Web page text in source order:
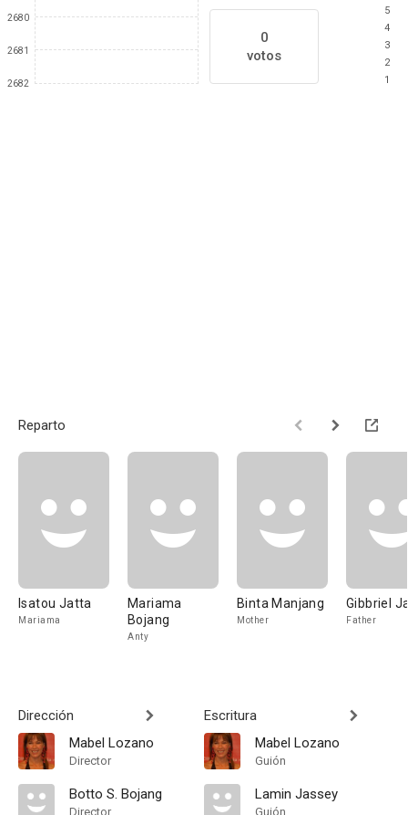
2680
2681
2682
0
votos
5
4
3
2
1
Reparto
Isatou Jatta
Mariama
Mariama
Bojang
Anty
Binta Manjang
Mother
Gibbriel
Father
Dirección
Mabel Lozano
Director
Botto S. Bojang
Director
Escritura
Mabel Lozano
Guión
Lamin Jassey
Guión